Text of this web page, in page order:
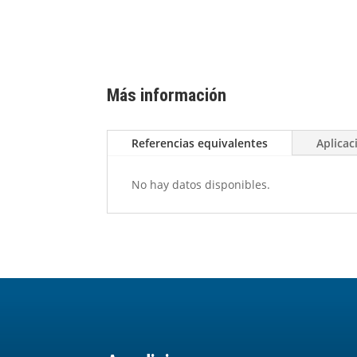
Más información
Referencias equivalentes
No hay datos disponibles.